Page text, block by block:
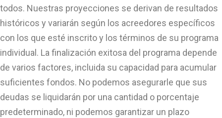
todos. Nuestras proyecciones se derivan de resultados
históricos y variarán según los acreedores específicos
con los que esté inscrito y los términos de su programa
individual. La finalización exitosa del programa depende
de varios factores, incluida su capacidad para acumular
suficientes fondos. No podemos asegurarle que sus
deudas se liquidarán por una cantidad o porcentaje
predeterminado, ni podemos garantizar un plazo